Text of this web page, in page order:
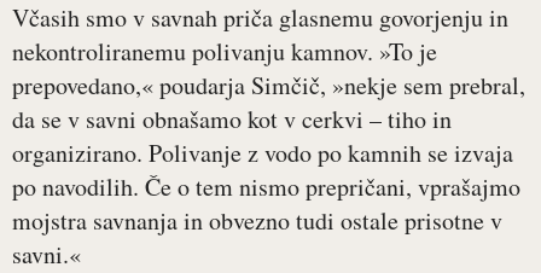
Včasih smo v savnah priča glasnemu govorjenju in
nekontroliranemu polivanju kamnov. »To je
prepovedano,« poudarja Simčič, »nekje sem prebral,
da se v savni obnašamo kot v cerkvi – tiho in
organizirano. Polivanje z vodo po kamnih se izvaja
po navodilih. Če o tem nismo prepričani, vprašajmo
mojstra savnanja in obvezno tudi ostale prisotne v
savni.«